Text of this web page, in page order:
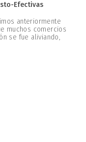
Efectivas
anteriormente
muchos comercios
se fue aliviando,